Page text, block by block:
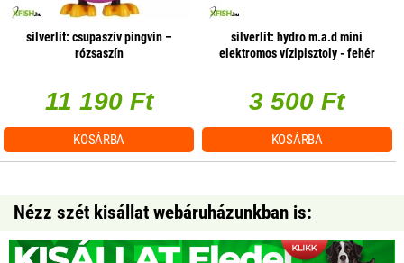
silverlit: csupaszív pingvin –
rózsaszín
11 190 Ft
KOSÁRBA
silverlit: hydro m.a.d mini
elektromos vízipisztoly - fehér
3 500 Ft
KOSÁRBA
Nézz szét kisállat webáruházunkban is: